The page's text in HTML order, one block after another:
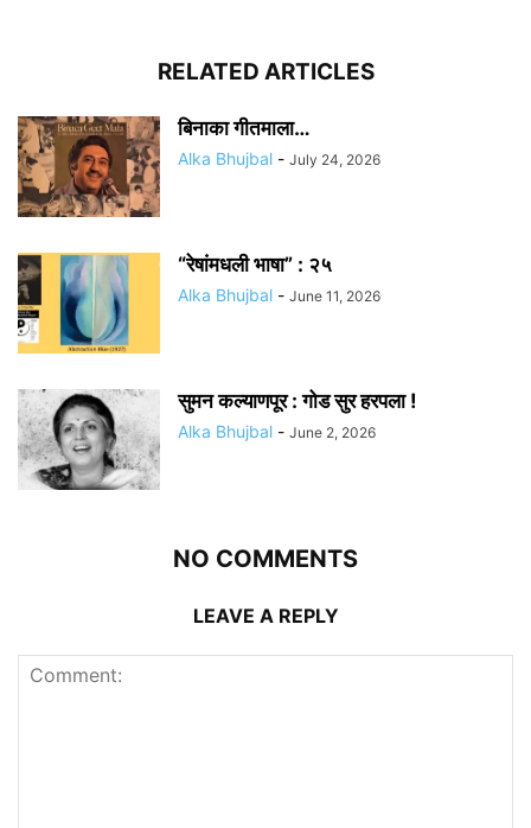
RELATED ARTICLES
बिनाका गीतमाला…
Alka Bhujbal - July 24, 2026
“रेषांमधली भाषा” : २५
Alka Bhujbal - June 11, 2026
सुमन कल्याणपूर : गोड सुर हरपला !
Alka Bhujbal - June 2, 2026
NO COMMENTS
LEAVE A REPLY